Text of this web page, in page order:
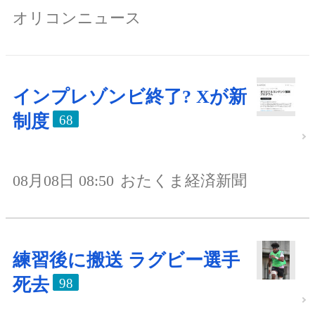
オリコンニュース
インプレゾンビ終了? Xが新
制度
68
08月08日 08:50 おたくま経済新聞
練習後に搬送 ラグビー選手
死去
98